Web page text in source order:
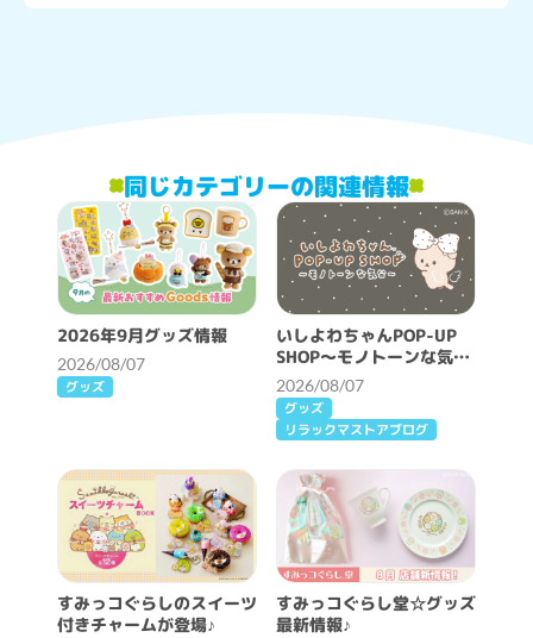
同じカテゴリーの関連情報
2026年9月グッズ情報
2026/08/07
グッズ
いしよわちゃんPOP-UP
SHOP～モノトーンな気分
～開催決定！
2026/08/07
グッズ
リラックマストアブログ
すみっコぐらしのスイーツ
付きチャームが登場♪
すみっコぐらし堂☆グッズ
最新情報♪